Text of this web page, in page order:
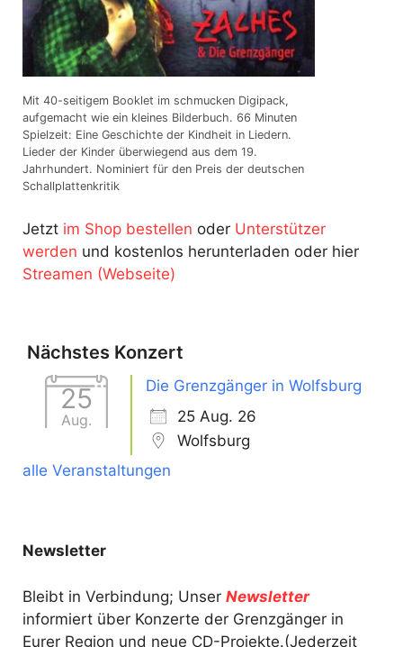
Mit 40-seitigem Booklet im schmucken Digipack,
aufgemacht wie ein kleines Bilderbuch. 66 Minuten
Spielzeit: Eine Geschichte der Kindheit in Liedern.
Lieder der Kinder überwiegend aus dem 19.
Jahrhundert. Nominiert für den Preis der deutschen
Schallplattenkritik
Jetzt im Shop bestellen oder Unterstützer
werden und kostenlos herunterladen oder hier
Streamen (Webseite)
Nächstes Konzert
25
Aug.
Die Grenzgänger in Wolfsburg
25 Aug. 26
Wolfsburg
alle Veranstaltungen
Newsletter
Bleibt in Verbindung; Unser Newsletter
informiert über Konzerte der Grenzgänger in
Eurer Region und neue CD-Projekte.(Jederzeit